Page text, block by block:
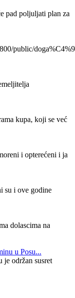
pad poljuljati plan za
public/
kupa, koji se već
i opterećeni i ja
su i ove godine
dolascima na
u Posu...
je održan susret